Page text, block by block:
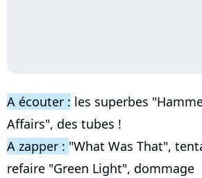
A écouter : les superbes
Affairs", des tubes !
A zapper : "What Was That",
refaire "Green Light", dommage